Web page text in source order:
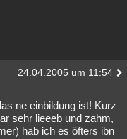
24.04.2005 um 11:54
ne einbildung ist! Kurz
sehr lieeeb und zahm,
hab ich es öfters ibn